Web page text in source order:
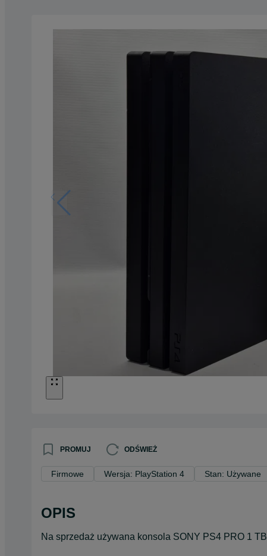
PROMUJ ODŚWIEŻ
Firmowe Wersja: PlayStation 4 Stan: Używane
OPIS
Na sprzedaż używana konsola SONY PS4 PRO 1 TB